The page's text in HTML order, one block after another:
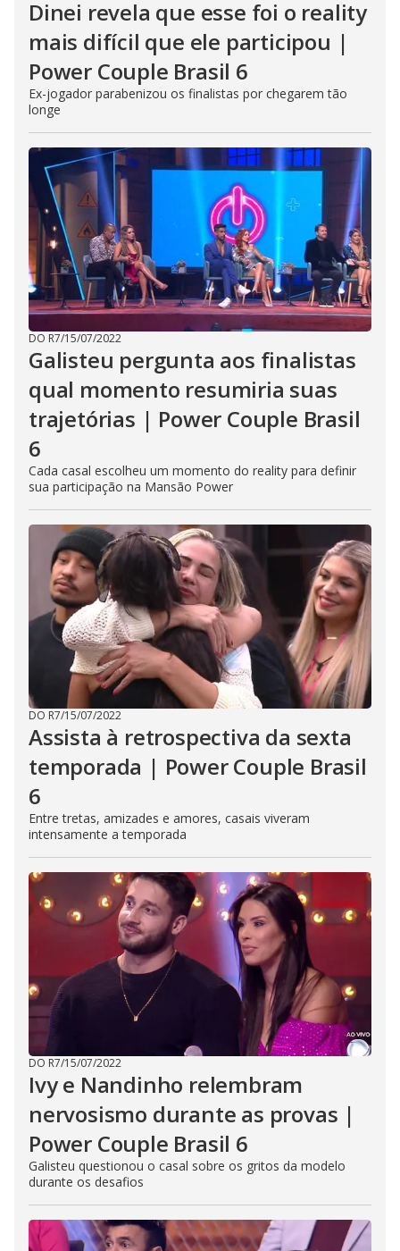
Dinei revela que esse foi o reality
mais difícil que ele participou |
Power Couple Brasil 6
Ex-jogador parabenizou os finalistas por chegarem tão
longe
DO R7/15/07/2022
Galisteu pergunta aos finalistas
qual momento resumiria suas
trajetórias | Power Couple Brasil
6
Cada casal escolheu um momento do reality para definir
sua participação na Mansão Power
DO R7/15/07/2022
Assista à retrospectiva da sexta
temporada | Power Couple Brasil
6
Entre tretas, amizades e amores, casais viveram
intensamente a temporada
DO R7/15/07/2022
Ivy e Nandinho relembram
nervosismo durante as provas |
Power Couple Brasil 6
Galisteu questionou o casal sobre os gritos da modelo
durante os desafios